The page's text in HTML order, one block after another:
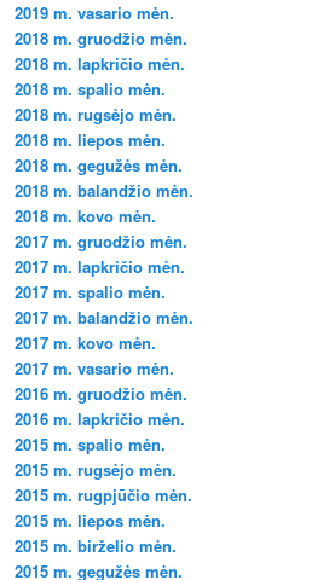
2019 m. vasario mėn.
2018 m. gruodžio mėn.
2018 m. lapkričio mėn.
2018 m. spalio mėn.
2018 m. rugsėjo mėn.
2018 m. liepos mėn.
2018 m. gegužės mėn.
2018 m. balandžio mėn.
2018 m. kovo mėn.
2017 m. gruodžio mėn.
2017 m. lapkričio mėn.
2017 m. spalio mėn.
2017 m. balandžio mėn.
2017 m. kovo mėn.
2017 m. vasario mėn.
2016 m. gruodžio mėn.
2016 m. lapkričio mėn.
2015 m. spalio mėn.
2015 m. rugsėjo mėn.
2015 m. rugpjūčio mėn.
2015 m. liepos mėn.
2015 m. birželio mėn.
2015 m. gegužės mėn.